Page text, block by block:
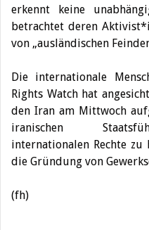
erkennt keine
betrachtet deren
von „ausländischen
Die internationale
Rights Watch hat
den Iran am Mittwoch
iranischen
internationalen Rechte zu
die Gründung von
(fh)